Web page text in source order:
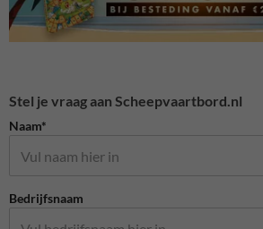
Stel je vraag aan Scheepvaartbord.nl
Naam*
Bedrijfsnaam